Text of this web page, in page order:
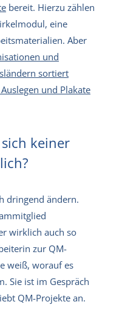
bereit. Hierzu zählen
eine
Aber
und
sortiert
und Plakate
keiner
dringend ändern.
wirklich auch so
zur QM-
weiß, worauf es
Sie ist im Gespräch
QM-Projekte an.